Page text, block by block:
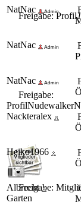
Freigabe: Profil
Freigabe:
ProfilNudewalker
Freigabe:
Garten
NatNac
NatNac
NatNac
Nackteralex
Heiko1966
Albrecht